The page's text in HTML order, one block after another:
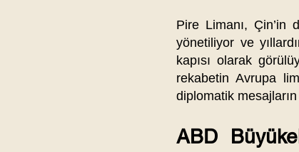
Pire Limanı, Çin’in
yönetiliyor ve
kapısı olarak
rekabetin Avrupa
diplomatik mesajların
ABD